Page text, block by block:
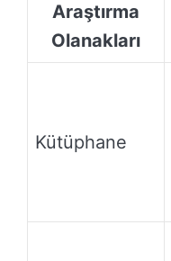
Araştırma
Olanakları
Kütüphane